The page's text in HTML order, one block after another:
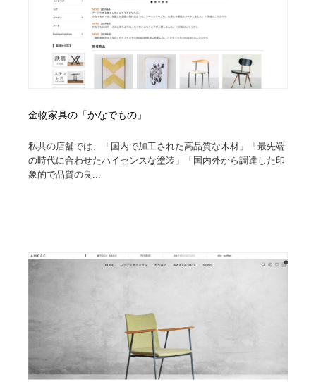
金物家具の「かなでもの」
私共の店舗では、「国内で加工された高品質な木材」「最先端
の時代に合わせたハイセンスな塗装」「国内外から調達した印
象的で品質の良...